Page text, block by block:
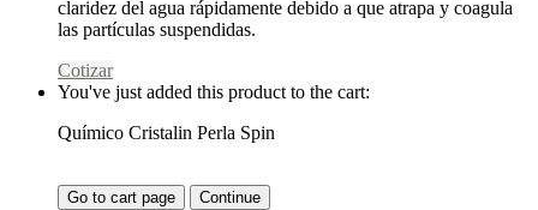
claridez del agua rápidamente debido a que atrapa y coagula
las partículas suspendidas.
Cotizar
You've just added this product to the cart:
Químico Cristalin Perla Spin
Go to cart page Continue